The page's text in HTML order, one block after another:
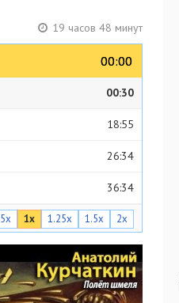
19 часов 48 минут
00:00
00:00
00:30
18:55
26:34
36:34
19:52
28:54
28:38
1x 1.25x 1.5x 2x